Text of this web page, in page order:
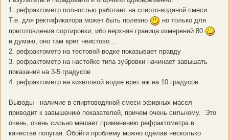
1. рефрактометр полностью работает на спирто-водяной смеси.
Т.е. для ректификатора может быть полезно
но только для
приготовления сортировки, ибо верхняя граница измерений 80
и думаю, оно там врет неистово...
2. рефрактометр на тестовой водке показывает правду
3. рефрактометр на настойке типа зубровки начинает завышать
показания на 3-5 градусов
4. рефрактометр на кизиловой водке врет аж на 10 градусов...
Выводы - наличие в спиртоводяной смеси эфирных масел
приводит к завышению показателей, причем очень сильному. Это
очень, очень сильно мешает применению рефрактометра в
качестве попугая. Обойти проблему можно сделав несколько